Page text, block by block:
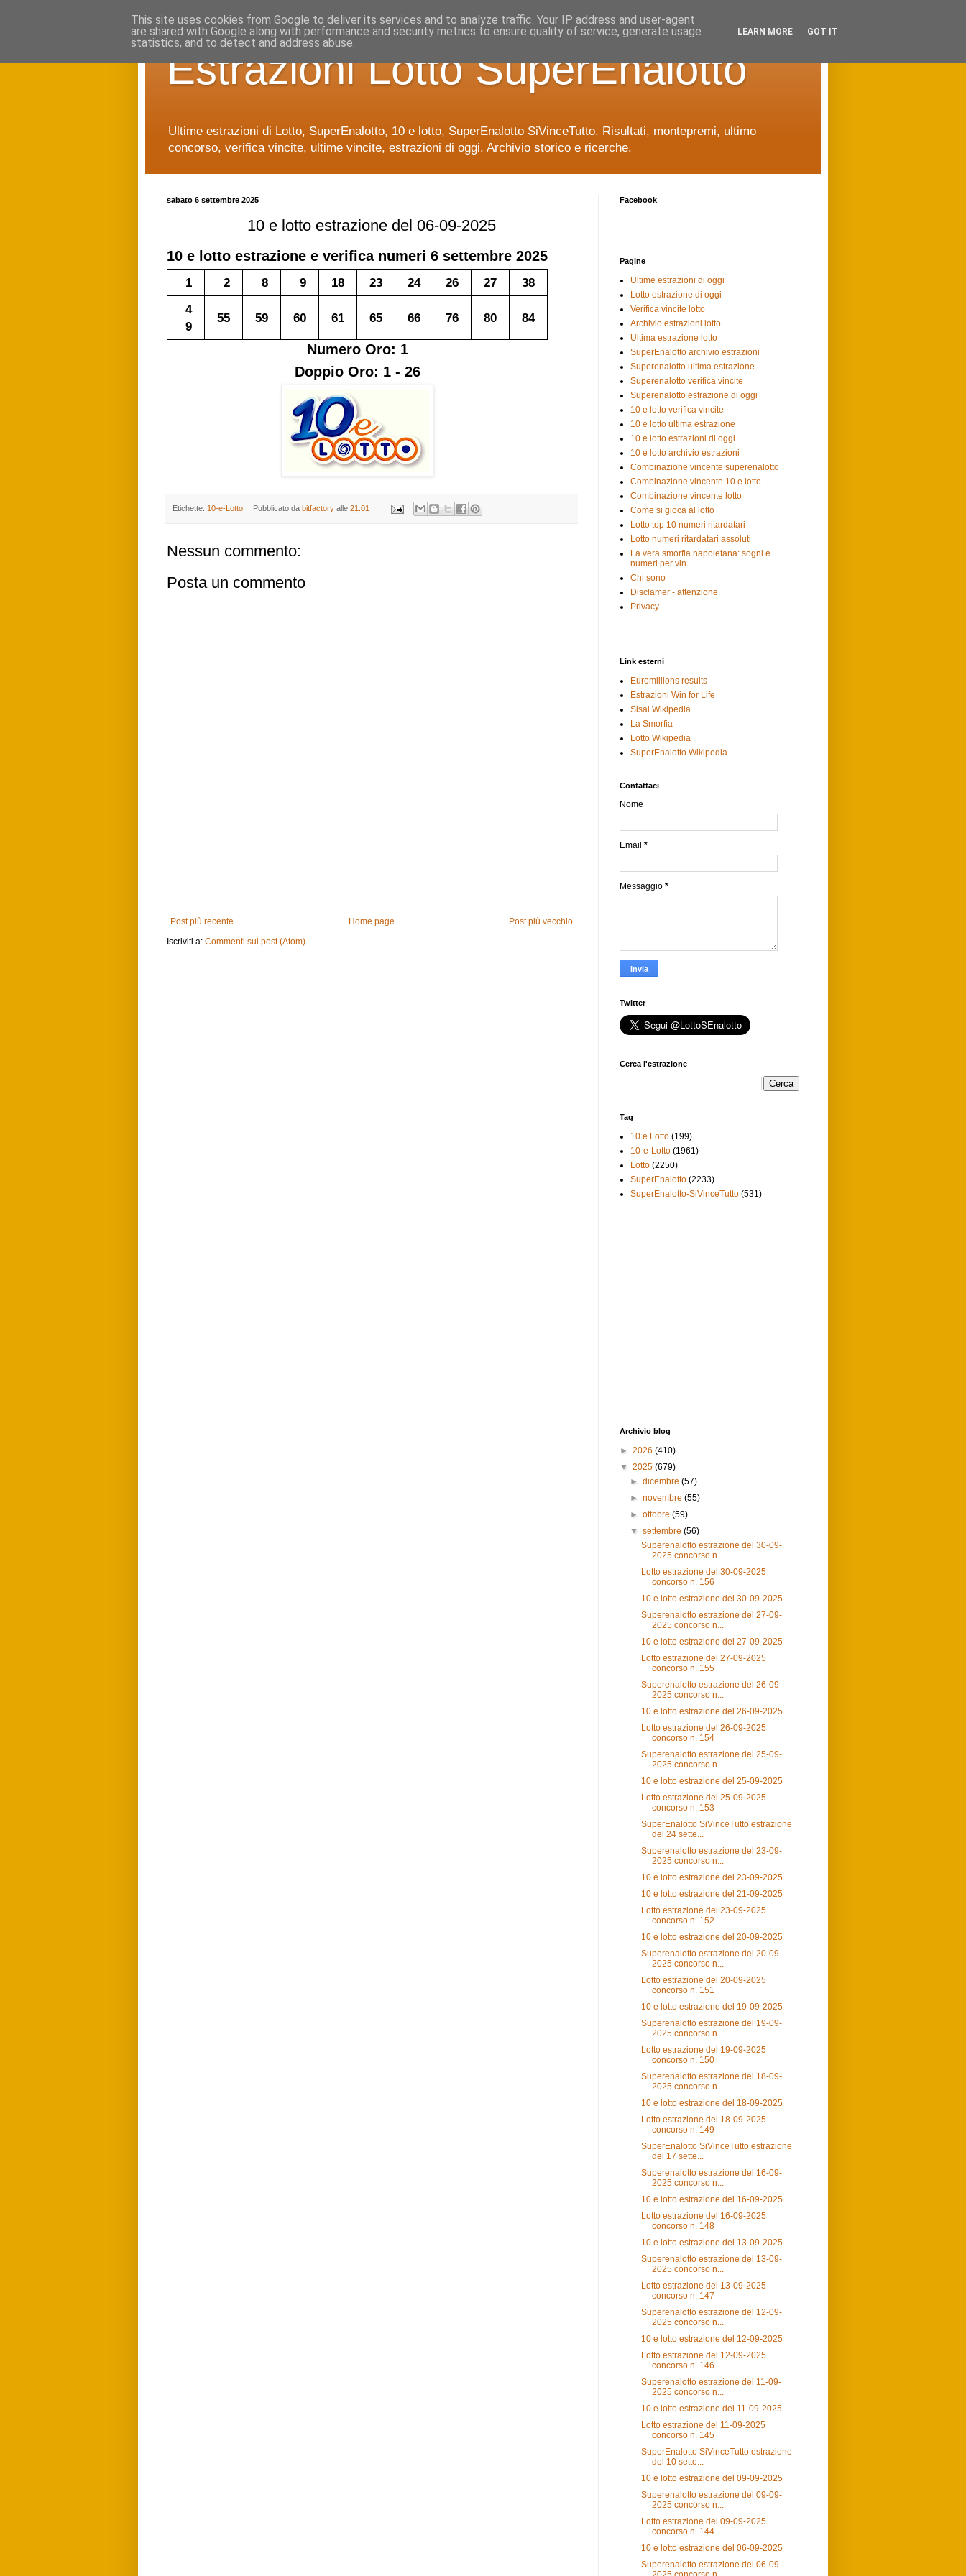
Estrazioni Lotto SuperEnalotto
Ultime estrazioni di Lotto, SuperEnalotto, 10 e lotto, SuperEnalotto SiVinceTutto. Risultati, montepremi, ultimo
concorso, verifica vincite, ultime vincite, estrazioni di oggi. Archivio storico e ricerche.
sabato 6 settembre 2025
10 e lotto estrazione del 06-09-2025
10 e lotto estrazione e verifica numeri 6 settembre 2025
1 2 8 9 18 23 24 26 27
38
4
9
55 59 60 61 65 66 76 80 84
Numero Oro: 1
Doppio Oro: 1 - 26
Etichette: 10-e-Lotto Pubblicato da bitfactory alle 21:01
Nessun commento:
Posta un commento
Post più recente Post più vecchio
Home page
Iscriviti a: Commenti sul post (Atom)
Facebook
Pagine
Ultime estrazioni di oggi
Lotto estrazione di oggi
Verifica vincite lotto
Archivio estrazioni lotto
Ultima estrazione lotto
SuperEnalotto archivio estrazioni
Superenalotto ultima estrazione
Superenalotto verifica vincite
Superenalotto estrazione di oggi
10 e lotto verifica vincite
10 e lotto ultima estrazione
10 e lotto estrazioni di oggi
10 e lotto archivio estrazioni
Combinazione vincente superenalotto
Combinazione vincente 10 e lotto
Combinazione vincente lotto
Come si gioca al lotto
Lotto top 10 numeri ritardatari
Lotto numeri ritardatari assoluti
La vera smorfia napoletana: sogni e
numeri per vin...
Chi sono
Disclamer - attenzione
Privacy
Link esterni
Euromillions results
Estrazioni Win for Life
Sisal Wikipedia
La Smorfia
Lotto Wikipedia
SuperEnalotto Wikipedia
Contattaci
Nome
Email *
Messaggio *
Twitter
Cerca l'estrazione
Tag
10 e Lotto (199)
10-e-Lotto (1961)
Lotto (2250)
SuperEnalotto (2233)
SuperEnalotto-SiVinceTutto (531)
Archivio blog
► 2026 (410)
▼ 2025 (679)
►dicembre(57)
►novembre(55)
►ottobre(59)
▼settembre(56)
Superenalotto estrazione del 30-09-
2025 concorso n...
Lotto estrazione del 30-09-2025
concorso n. 156
10 e lotto estrazione del 30-09-2025
Superenalotto estrazione del 27-09-
2025 concorso n...
10 e lotto estrazione del 27-09-2025
Lotto estrazione del 27-09-2025
concorso n. 155
Superenalotto estrazione del 26-09-
2025 concorso n...
10 e lotto estrazione del 26-09-2025
Lotto estrazione del 26-09-2025
concorso n. 154
Superenalotto estrazione del 25-09-
2025 concorso n...
10 e lotto estrazione del 25-09-2025
Lotto estrazione del 25-09-2025
concorso n. 153
SuperEnalotto SiVinceTutto estrazione
del 24 sette...
Superenalotto estrazione del 23-09-
2025 concorso n...
10 e lotto estrazione del 23-09-2025
10 e lotto estrazione del 21-09-2025
Lotto estrazione del 23-09-2025
concorso n. 152
10 e lotto estrazione del 20-09-2025
Superenalotto estrazione del 20-09-
2025 concorso n...
Lotto estrazione del 20-09-2025
concorso n. 151
10 e lotto estrazione del 19-09-2025
Superenalotto estrazione del 19-09-
2025 concorso n...
Lotto estrazione del 19-09-2025
concorso n. 150
Superenalotto estrazione del 18-09-
2025 concorso n...
10 e lotto estrazione del 18-09-2025
Lotto estrazione del 18-09-2025
concorso n. 149
SuperEnalotto SiVinceTutto estrazione
del 17 sette...
Superenalotto estrazione del 16-09-
2025 concorso n...
10 e lotto estrazione del 16-09-2025
Lotto estrazione del 16-09-2025
concorso n. 148
10 e lotto estrazione del 13-09-2025
Superenalotto estrazione del 13-09-
2025 concorso n...
Lotto estrazione del 13-09-2025
concorso n. 147
Superenalotto estrazione del 12-09-
2025 concorso n...
10 e lotto estrazione del 12-09-2025
Lotto estrazione del 12-09-2025
concorso n. 146
Superenalotto estrazione del 11-09-
2025 concorso n...
10 e lotto estrazione del 11-09-2025
Lotto estrazione del 11-09-2025
concorso n. 145
SuperEnalotto SiVinceTutto estrazione
del 10 sette...
10 e lotto estrazione del 09-09-2025
Superenalotto estrazione del 09-09-
2025 concorso n...
Lotto estrazione del 09-09-2025
concorso n. 144
10 e lotto estrazione del 06-09-2025
Superenalotto estrazione del 06-09-
This site uses cookies from Google to deliver its services and to analyze traffic. Your IP address and user-agent
are shared with Google along with performance and security metrics to ensure quality of service, generate usage
statistics, and to detect and address abuse.
LEARN MORE GOT IT